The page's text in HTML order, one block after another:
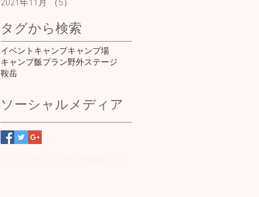
2021年11月
（5）
タグから検索
イベント キャンプキャンプ場
キャンプ飯プラン野外ステージ
鞍岳
ソーシャルメディア